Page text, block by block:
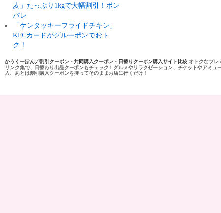
麦」たっぷり1kgで大幅割引！ポン
パレ
「ケンタッキーフライドチキン」
KFCカードがグルーポンでおト
ク！
かうくーぽん／割引クーポン・共同購入クーポン・日替りクーポン購入サイト比較 オトクなプレ
リンク集で、日替わり出品クーポンもチェック！グルメやリラクゼーション、チケットやアミ
入、あとは割引購入クーポンを持ってそのままお店に行くだけ！